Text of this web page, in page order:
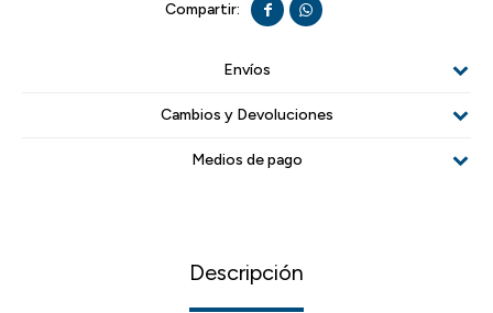
 
Envíos
Cambios y Devoluciones
Medios de pago
Descripción